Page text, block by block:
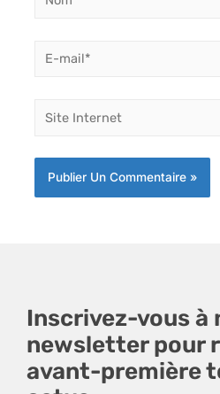
E-
Site
Inscrivez-vous à
newsletter pour
avant-première